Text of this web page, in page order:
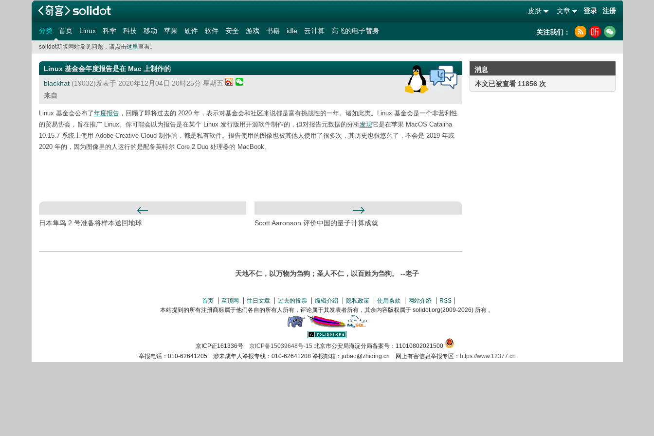
登录 注册
文章
皮肤
分类: 首页 Linux 科学 科技 移动 苹果 硬件 软件 安全 游戏 书籍 idle 云计算 高飞的电子替身 关注我们：
solidot新版网站常见问题，请点击这里查看。
消息
本文已被查看 11856 次
Linux 基金会年度报告是在 Mac 上制作的
blackhat(19032)发表于 2020年12月04日 20时25分 星期五
来自
Linux 基金会公布了年度报告，回顾了即将过去的 2020 年，表示对基金会和社区来说都是富有挑战性的一年。诸如此类。Linux 基金会是一个非营利性
的贸易协会，旨在推广 Linux。你可能会以为报告是在某个 Linux 发行版用开源软件制作的，但对报告元数据的分析发现它是在苹果 MacOS Catalina
10.15.7 系统上使用 Adobe Creative Cloud 制作的，都是私有软件。报告使用的图像也被其他人使用了很多次，其历史也很悠久了，不会是 2019 年或
2020 年的，因为图像里的人运行的是配备英特尔 Core 2 Duo 处理器的 MacBook。
日本隼鸟 2 号准备将样本送回地球 Scott Aaronson 评价中国的量子计算成就
天地不仁，以万物为刍狗；圣人不仁，以百姓为刍狗。 --老子
首页 至顶网 往日文章 过去的投票 编辑介绍 隐私政策 使用条款 网站介绍
RSS
本站提到的所有注册商标属于他们各自的所有人所有，评论属于其发表者所有，其余内容版权属于 solidot.org(2009-2026) 所有 。
京ICP证161336号 京ICP备15039648号-15 北京市公安局海淀分局备案号：11010802021500
举报电话：010-62641205 涉未成年人举报专线：010-62641208 举报邮箱：jubao@zhiding.cn 网上有害信息举报专区： https://www.12377.cn